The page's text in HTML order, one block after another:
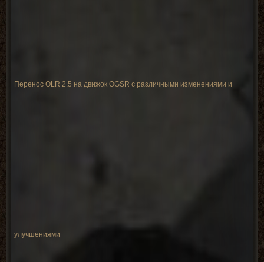
Перенос OLR 2.5 на движок OGSR с различными изменениями и
улучшениями